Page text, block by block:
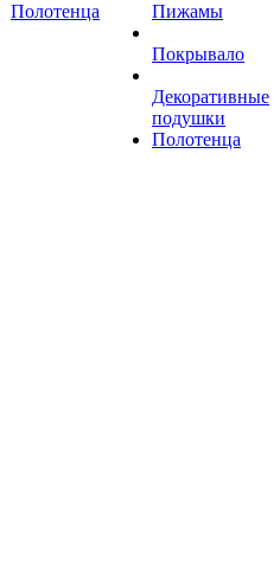
Полотенца Пижамы
Покрывало
Декоративные
подушки
Полотенца